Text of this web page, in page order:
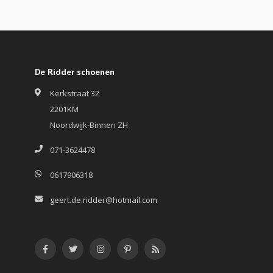
De Ridder schoenen
Kerkstraat 32
2201KM
Noordwijk-Binnen ZH
071-3624478
0617906318
geert.de.ridder@hotmail.com